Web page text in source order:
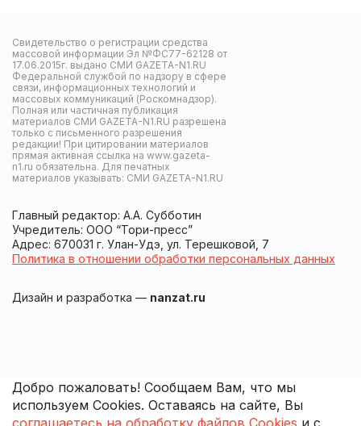
Свидетельство о регистрации средства
массовой информации Эл №ФС77-62128 от
17.06.2015г. выдано СМИ GAZETA-N1.RU
Федеральной службой по надзору в сфере
связи, информационных технологий и
массовых коммуникаций (Роскомнадзор).
Полная или частичная публикация
материалов СМИ GAZETA-N1.RU разрешена
только с письменного разрешения
редакции! При цитировании материалов
прямая активная ссылка на www.gazeta-
n1.ru обязательна. Для печатных
материалов указывать: СМИ GAZETA-N1.RU
Главный редактор: А.А. Субботин
Учредитель: ООО “Тори-пресс”
Адрес: 670031 г. Улан-Удэ, ул. Терешковой, 7
Политика в отношении обработки персональных данных
Дизайн и разработка — nanzat.ru
Добро пожаловать! Сообщаем Вам, что мы
используем Cookies. Оставаясь на сайте, Вы
соглашаетесь на обработку файлов Cookies и с